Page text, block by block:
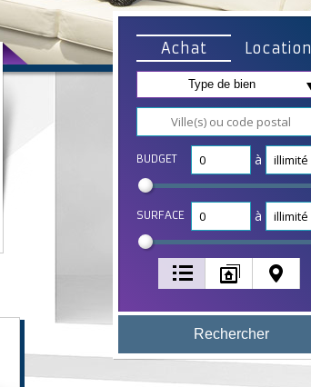
Achat Location
Type de bien
BUDGET à
SURFACE à